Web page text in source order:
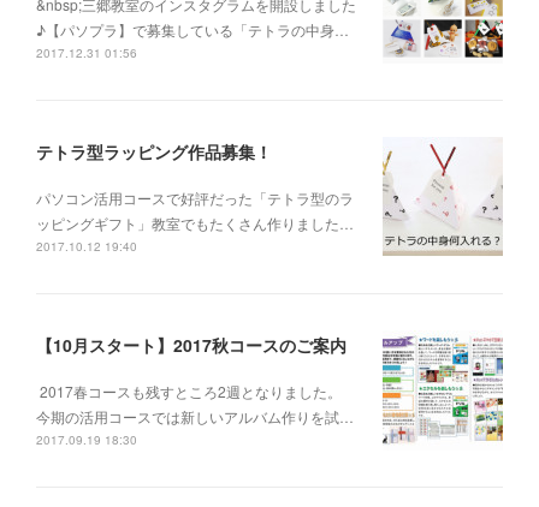
&nbsp;三郷教室のインスタグラムを開設しました
♪【パソプラ】で募集している「テトラの中身…
2017.12.31 01:56
テトラ型ラッピング作品募集！
パソコン活用コースで好評だった「テトラ型のラ
ッピングギフト」教室でもたくさん作りました…
2017.10.12 19:40
【10月スタート】2017秋コースのご案内
2017春コースも残すところ2週となりました。
今期の活用コースでは新しいアルバム作りを試…
2017.09.19 18:30